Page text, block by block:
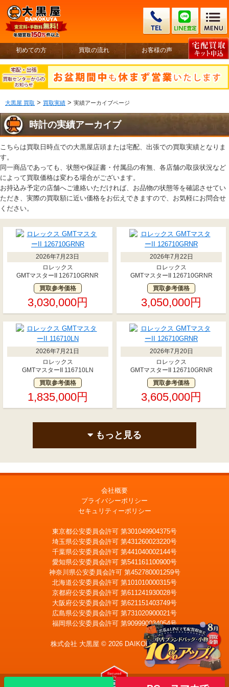
初めての方 買取の流れ お客様の声
大黒屋 買取 > 買取実績 > 実績アーカイブページ
時計の実績アーカイブ
こちらは買取日時点での大黒屋店頭または宅配、出張での買取実績となりま
す。
同一商品であっても、状態や保証書・付属品の有無、各店舗の取扱状況など
によって買取価格は変わる場合がございます。
お持込み予定の店舗へご連絡いただければ、お品物の状態等を確認させてい
ただき、実際の買取額に近い価格をお伝えできますので、お気軽にお問合せ
ください。
2026年7月23日
ロレックス
GMTマスターII 126710GRNR
買取参考価格
3,030,000円
2026年7月22日
ロレックス
GMTマスターII 126710GRNR
買取参考価格
3,050,000円
2026年7月21日
ロレックス
GMTマスターII 116710LN
買取参考価格
1,835,000円
2026年7月20日
ロレックス
GMTマスターII 126710GRNR
買取参考価格
3,605,000円
もっと見る
LINE査定 メール査定
出張買取
会社概要
プライバシーポリシー
セキュリティーポリシー
東京都公安委員会許可 第301049904375号
埼玉県公安委員会許可 第431260023220号
千葉県公安委員会許可 第441040002144号
愛知県公安委員会許可 第541161100900号
神奈川県公安委員会許可 第452780001259号
北海道公安委員会許可 第101010000315号
京都府公安委員会許可 第611241930028号
大阪府公安委員会許可 第621151403749号
広島県公安委員会許可 第731020900021号
福岡県公安委員会許可 第909990034054号
株式会社 大黒屋 © 2026 DAIKOKUYA, Inc.